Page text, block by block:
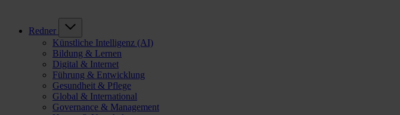
Redner
Künstliche Intelligenz (AI)
Bildung & Lernen
Digital & Internet
Führung & Entwicklung
Gesundheit & Pflege
Global & International
Governance & Management